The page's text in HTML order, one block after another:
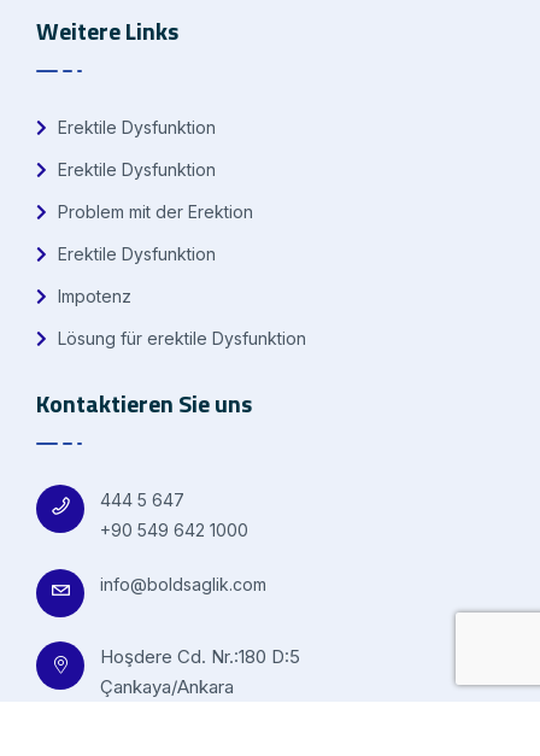
Weitere Links
Erektile Dysfunktion
Erektile Dysfunktion
Problem mit der Erektion
Erektile Dysfunktion
Impotenz
Lösung für erektile Dysfunktion
Kontaktieren Sie uns
444 5 647
+90 549 642 1000
info@boldsaglik.com
Hoşdere Cd. Nr.:180 D:5
Çankaya/Ankara